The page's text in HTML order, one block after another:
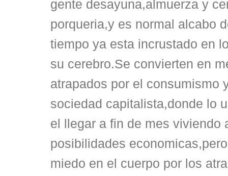
gente desayuna,almuerza y
porqueria,y es normal alcabo
tiempo ya esta incrustado en
su cerebro.Se convierten en
atrapados por el consumismo
sociedad capitalista,donde lo
el llegar a fin de mes viviendo
posibilidades
miedo en el cuerpo por los